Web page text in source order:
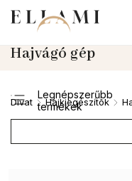
Divat / Hajkiegészítõk /
Hajvágó gép
Legnépszerűbb
termékek
Legolcsóbb elöl
Legdrágább